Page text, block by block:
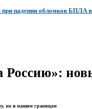
падении обломков БПЛА
Россию»:
но и нашим границам